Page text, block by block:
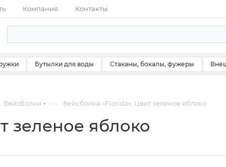
Компания Контакты
Бутылки для воды Стаканы, бокалы, фужеры
Бейсболки — Бейсболка «Florida», Цвет зеленое яблоко
зеленое яблоко